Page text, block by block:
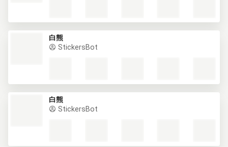
白熊
StickersBot
白熊
StickersBot